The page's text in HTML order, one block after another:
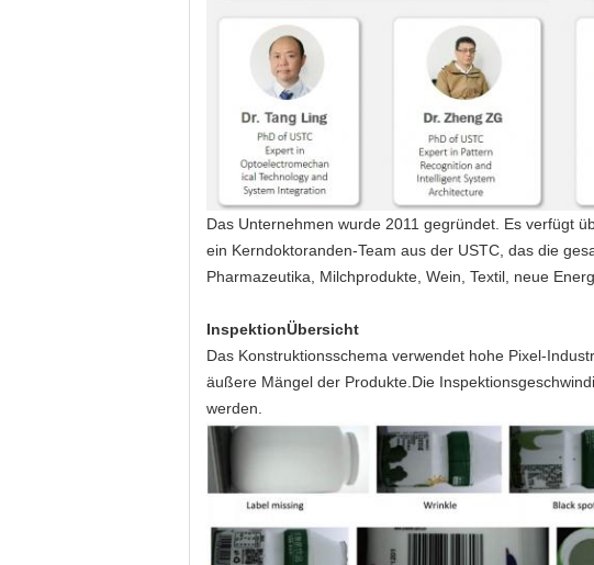
Das Unternehmen wurde 2011 gegründet. Es verfügt
ein Kerndoktoranden-Team aus der USTC, das die
Pharmazeutika, Milchprodukte, Wein, Textil, neue
InspektionÜbersicht
Das Konstruktionsschema verwendet hohe Pixel-
äußere Mängel der Produkte.Die
werden.